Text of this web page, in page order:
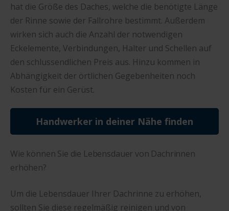
hat die Größe des Daches, welche die benötigte Länge
der Rinne sowie der Fallrohre bestimmt. Außerdem
wirken sich auch die Anzahl der notwendigen
Eckelemente, Verbindungen, Halter und Schellen auf
den schlussendlichen Preis aus. Hinzu kommen in
Abhängigkeit der örtlichen Gegebenheiten noch
Kosten für ein Gerüst.
Handwerker in deiner Nähe finden
Wie können Sie die Lebensdauer von Dachrinnen
erhöhen?
Um die Lebensdauer Ihrer Dachrinne zu erhöhen,
sollten Sie diese regelmäßig reinigen und von